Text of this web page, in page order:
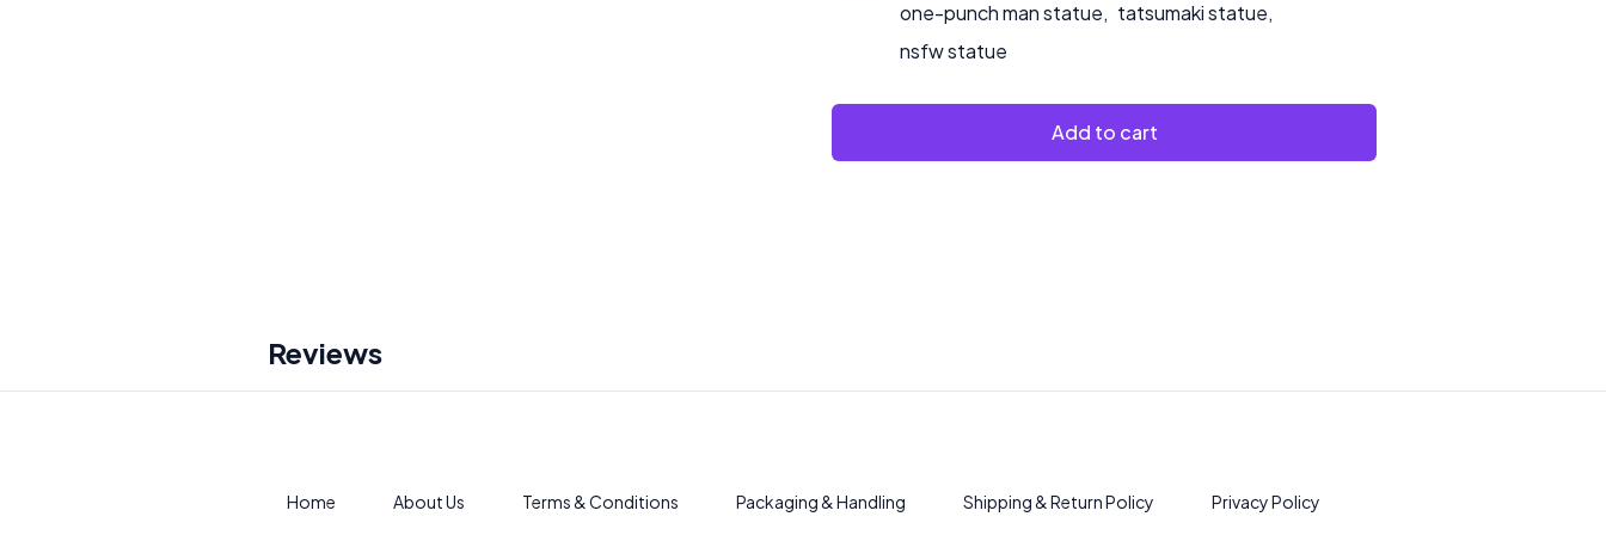
one-punch man statue, tatsumaki statue,
nsfw statue
Add to cart
Reviews
Home About Us Terms & Conditions Packaging & Handling Shipping & Return Policy Privacy Policy